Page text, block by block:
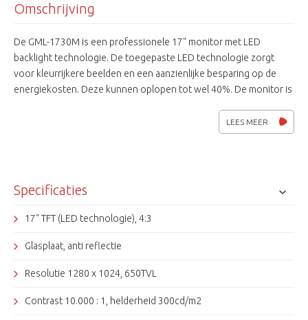
Omschrijving
De GML-1730M is een professionele 17" monitor met LED
backlight technologie. De toegepaste LED technologie zorgt
voor kleurrijkere beelden en een aanzienlijke besparing op de
energiekosten. Deze kunnen oplopen tot wel 40%. De monitor is
antireflex coating ter bescherming van het LCD paneel.LEES MEER
Specificaties
17" TFT (LED technologie), 4:3
Glasplaat, anti reflectie
Resolutie 1280 x 1024, 650TVL
Contrast 10.000 : 1, helderheid 300cd/m2